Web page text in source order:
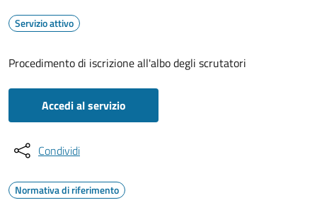
Servizio attivo
Procedimento di iscrizione all'albo degli scrutatori
Accedi al servizio
Condividi
Normativa di riferimento